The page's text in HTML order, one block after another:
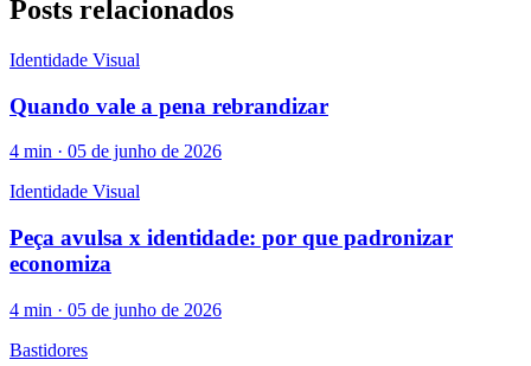
Posts relacionados
Identidade Visual
Quando vale a pena rebrandizar
4 min · 05 de junho de 2026
Identidade Visual
Peça avulsa x identidade: por que padronizar
economiza
4 min · 05 de junho de 2026
Bastidores